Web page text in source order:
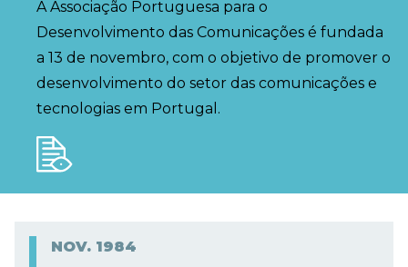
A Associação Portuguesa para o
Desenvolvimento das Comunicações é fundada
a 13 de novembro, com o objetivo de promover o
desenvolvimento do setor das comunicações e
tecnologias em Portugal.
NOV. 1984